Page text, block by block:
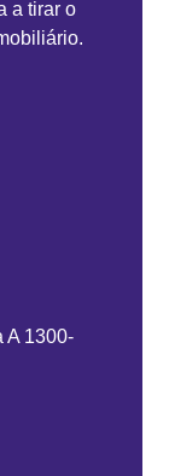
a tirar o
A 1300-